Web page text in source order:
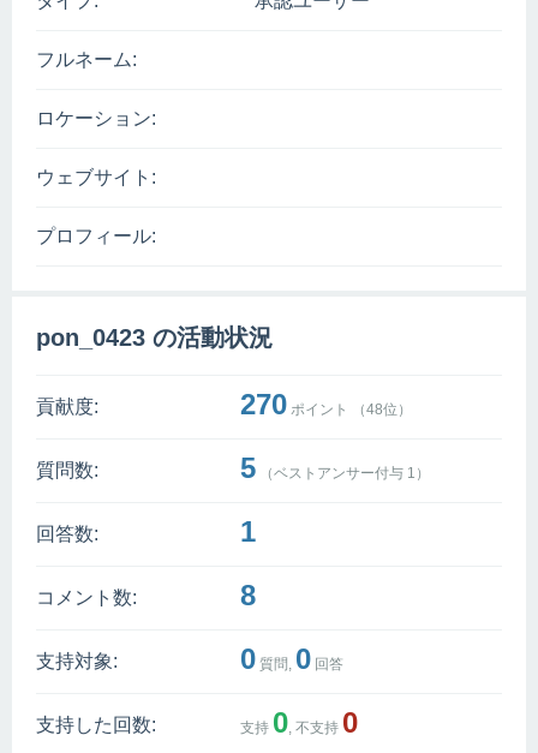
フルネーム:
ロケーション:
ウェブサイト:
プロフィール:
pon_0423 の活動状況
貢献度: 270 ポイント （48位）
質問数: 5 （ベストアンサー付与 1 ）
回答数: 1
コメント数: 8
支持対象: 0 質問, 0 回答
支持した回数: 支持 0, 不支持 0